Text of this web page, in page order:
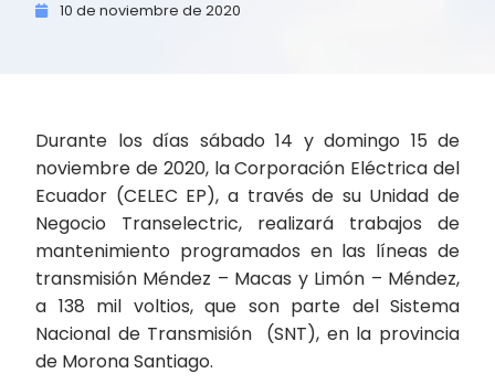
10 de noviembre de 2020
Durante los días sábado 14 y domingo 15 de
noviembre de 2020, la Corporación Eléctrica del
Ecuador (CELEC EP), a través de su Unidad de
Negocio Transelectric, realizará trabajos de
mantenimiento programados en las líneas de
transmisión Méndez – Macas y Limón – Méndez,
a 138 mil voltios, que son parte del Sistema
Nacional de Transmisión (SNT), en la provincia
de Morona Santiago.